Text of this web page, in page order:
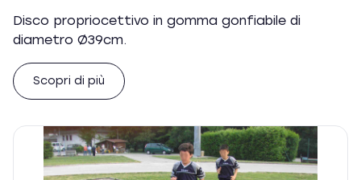
Disco propriocettivo in gomma gonfiabile di
diametro Ø39cm.
Scopri di più